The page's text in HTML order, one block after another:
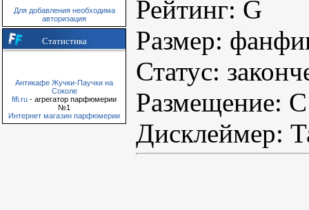
Для добавления необходима
авторизация
Статистика
Антикафе Жучки-Паучки на
Соколе
fifi.ru - агрегатор парфюмерии
№1
Интернет магазин парфюмерии
Рейтинг: G
Размер:
Статус:
Размещение:
Дисклеймер: